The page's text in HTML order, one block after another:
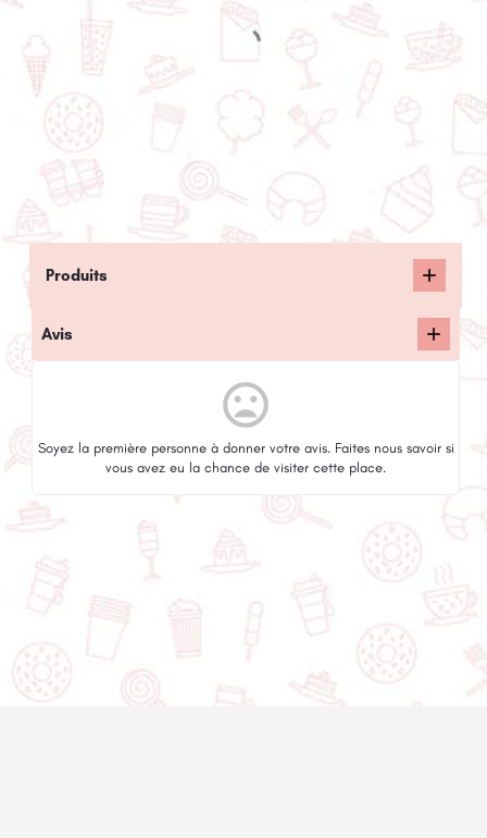
Produits
Avis
mood_bad
Soyez la première personne à donner votre avis. Faites nous savoir si
vous avez eu la chance de visiter cette place.